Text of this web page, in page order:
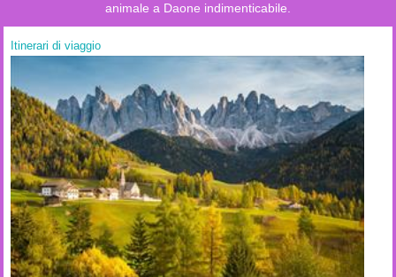
animale a Daone indimenticabile.
Itinerari di viaggio